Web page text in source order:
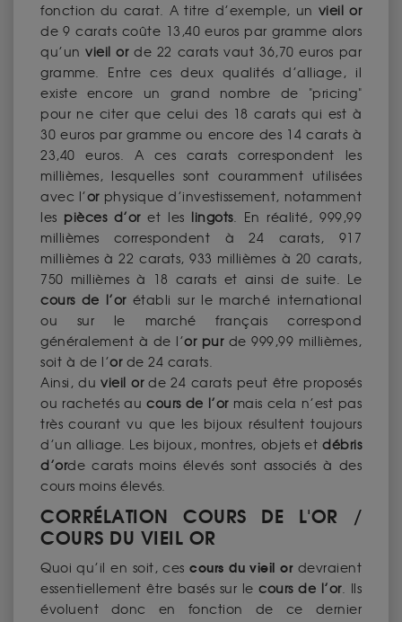
fonction du carat. A titre d’exemple, un vieil or
de 9 carats coûte 13,40 euros par gramme alors
qu’unvieil orde 22 carats vaut 36,70 euros par
gramme. Entre ces deux qualités d’alliage, il
existe encore un grand nombre de "pricing"
pour ne citer que celui des 18 carats qui est à
30 euros par gramme ou encore des 14 carats à
23,40 euros. A ces carats correspondent les
millièmes, lesquelles sont couramment utilisées
avec l’orphysique d’investissement, notamment
les pièces d’oret les lingots. En réalité, 999,99
millièmes correspondent à 24 carats, 917
millièmes à 22 carats, 933 millièmes à 20 carats,
750 millièmes à 18 carats et ainsi de suite. Le
cours de l’orétabli sur le marché international
ou sur le marché français correspond
généralement à de l’or purde 999,99 millièmes,
soit à de l’orde 24 carats.
Ainsi, duvieil orde 24 carats peut être proposés
ou rachetés aucours de l’ormais cela n’est pas
très courant vu que les bijoux résultent toujours
d’un alliage. Les bijoux, montres, objets et débris
d’orde carats moins élevés sont associés à des
cours moins élevés.
CORRÉLATION COURS DE L'OR /
COURS DU VIEIL OR
Quoi qu’il en soit, cescours du vieil ordevraient
essentiellement être basés sur le cours de l’or. Ils
évoluent donc en fonction de ce dernier